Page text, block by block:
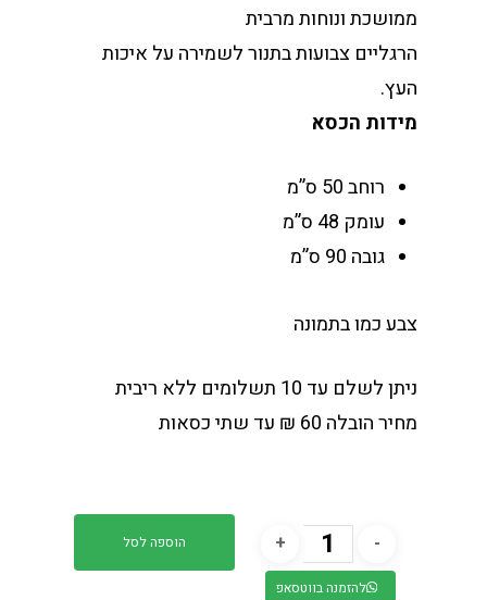
ממושכת ונוחות מרבית
הרגליים צבועות בתנור לשמירה על איכות
העץ.
מידות הכסא
רוחב 50 ס”מ
עומק 48 ס”מ
גובה 90 ס”מ
צבע כמו בתמונה
ניתן לשלם עד 10 תשלומים ללא ריבית
מחיר הובלה 60 ₪ עד שתי כסאות
הוספה לסל
להזמנה בווטסאפ